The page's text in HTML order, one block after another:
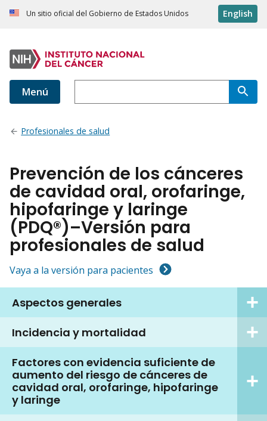
Un sitio oficial del Gobierno de Estados Unidos English
Menú
Profesionales de salud
Prevención de los cánceres
de cavidad oral, orofaringe,
hipofaringe y laringe
(PDQ®)–Versión para
profesionales de salud
Vaya a la versión para pacientes
Aspectos generales
Incidencia y mortalidad
Factores con evidencia suficiente de
aumento del riesgo de cánceres de
cavidad oral, orofaringe, hipofaringe
y laringe